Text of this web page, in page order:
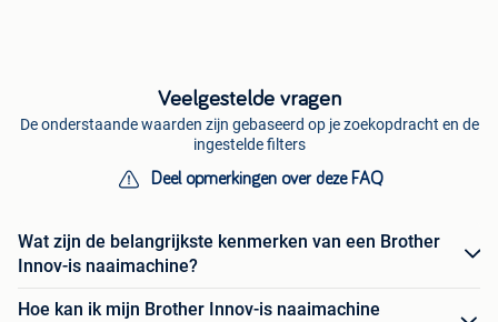
Veelgestelde vragen
De onderstaande waarden zijn gebaseerd op je zoekopdracht en de
ingestelde filters
Deel opmerkingen over deze FAQ
Wat zijn de belangrijkste kenmerken van een Brother
Innov-is naaimachine?
Hoe kan ik mijn Brother Innov-is naaimachine